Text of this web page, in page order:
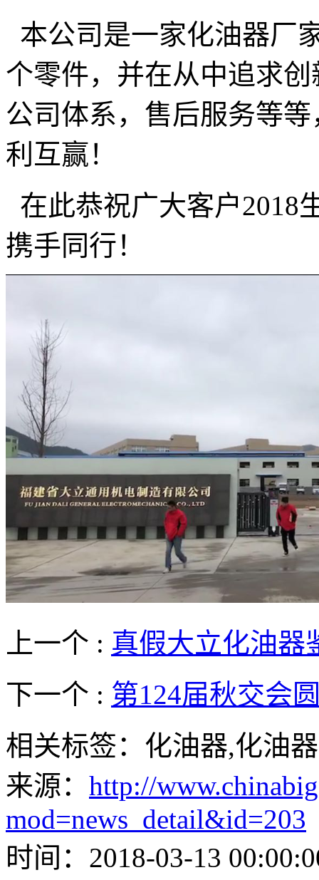
本公司是一家化油器厂
个零件，并在从中追求
公司体系，售后服务等
利互赢！
在此恭祝广大客户2018
携手同行！
上一个 : 真假大立化油器
下一个 : 第124届秋交会
相关标签：化油器,化油
来源： http://
mod=news_detail&id=203
时间：2018-03-13